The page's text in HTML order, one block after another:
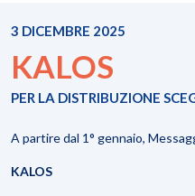
3 DICEMBRE 2025
KALOS
PER LA DISTRIBUZIONE
A partire dal 1° gennaio,
KALOS